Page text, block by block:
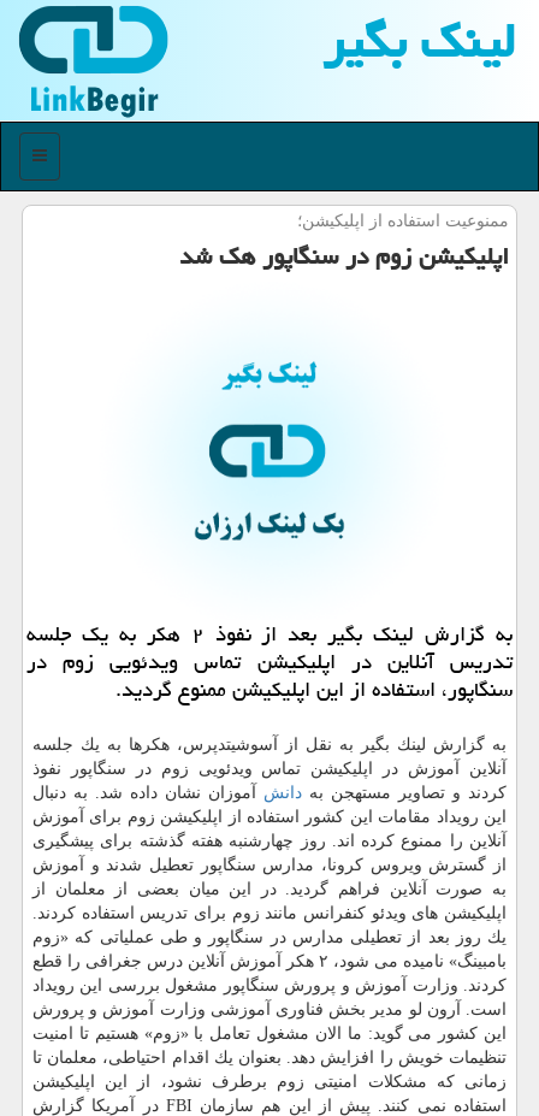
لینك بگیر
منو
ممنوعیت استفاده از اپلیكیشن؛
اپلیكیشن زوم در سنگاپور هك شد
به گزارش لینك بگیر بعد از نفوذ ۲ هكر به یك جلسه
تدریس آنلاین در اپلیكیشن تماس ویدئویی زوم در
سنگاپور، استفاده از این اپلیكیشن ممنوع گردید.
به گزارش لینك بگیر به نقل از آسوشیتدپرس، هكرها به یك جلسه
آنلاین آموزش در اپلیكیشن تماس ویدئویی زوم در سنگاپور نفوذ
كردند و تصاویر مستهجن به دانش آموزان نشان داده شد. به دنبال
این رویداد مقامات این كشور استفاده از اپلیكیشن زوم برای آموزش
آنلاین را ممنوع كرده اند. روز چهارشنبه هفته گذشته برای پیشگیری
از گسترش ویروس كرونا، مدارس سنگاپور تعطیل شدند و آموزش
به صورت آنلاین فراهم گردید. در این میان بعضی از معلمان از
اپلیكیشن های ویدئو كنفرانس مانند زوم برای تدریس استفاده كردند.
یك روز بعد از تعطیلی مدارس در سنگاپور و طی عملیاتی كه «زوم
بامبینگ» نامیده می شود، ۲ هكر آموزش آنلاین درس جغرافی را قطع
كردند. وزارت آموزش و پرورش سنگاپور مشغول بررسی این رویداد
است. آرون لو مدیر بخش فناوری آموزشی وزارت آموزش و پرورش
این كشور می گوید: ما الان مشغول تعامل با «زوم» هستیم تا امنیت
تنظیمات خویش را افزایش دهد. بعنوان یك اقدام احتیاطی، معلمان تا
زمانی كه مشكلات امنیتی زوم برطرف نشود، از این اپلیكیشن
استفاده نمی كنند. پیش از این هم سازمان FBI در آمریكا گزارش